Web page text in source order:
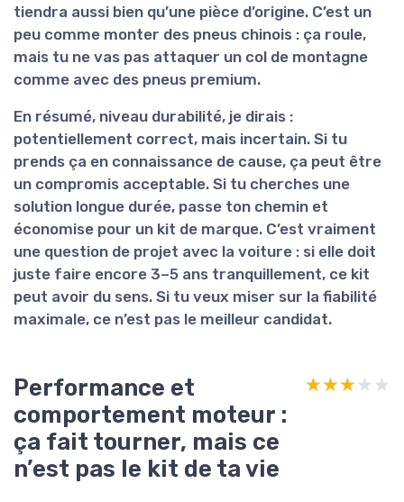
tiendra aussi bien qu’une pièce d’origine. C’est un
peu comme monter des pneus chinois : ça roule,
mais tu ne vas pas attaquer un col de montagne
comme avec des pneus premium.
En résumé, niveau durabilité, je dirais :
potentiellement correct, mais incertain. Si tu
prends ça en connaissance de cause, ça peut être
un compromis acceptable. Si tu cherches une
solution longue durée, passe ton chemin et
économise pour un kit de marque. C’est vraiment
une question de projet avec la voiture : si elle doit
juste faire encore 3–5 ans tranquillement, ce kit
peut avoir du sens. Si tu veux miser sur la fiabilité
maximale, ce n’est pas le meilleur candidat.
Performance et
comportement moteur :
ça fait tourner, mais ce
n’est pas le kit de ta vie
★★★★★
★★★★★